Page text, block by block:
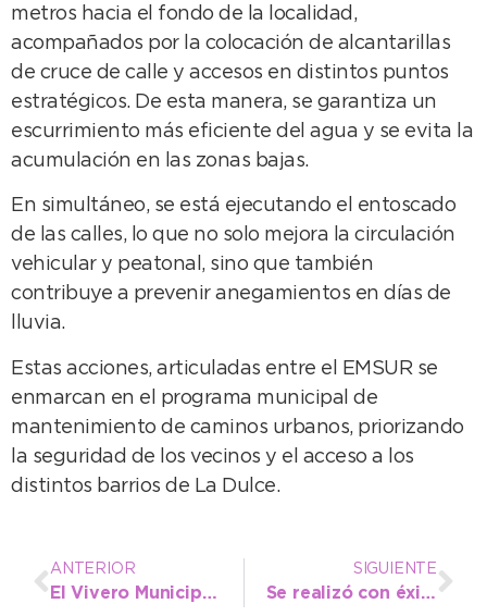
metros hacia el fondo de la localidad,
acompañados por la colocación de alcantarillas
de cruce de calle y accesos en distintos puntos
estratégicos. De esta manera, se garantiza un
escurrimiento más eficiente del agua y se evita la
acumulación en las zonas bajas.
En simultáneo, se está ejecutando el entoscado
de las calles, lo que no solo mejora la circulación
vehicular y peatonal, sino que también
contribuye a prevenir anegamientos en días de
lluvia.
Estas acciones, articuladas entre el EMSUR se
enmarcan en el programa municipal de
mantenimiento de caminos urbanos, priorizando
la seguridad de los vecinos y el acceso a los
distintos barrios de La Dulce.
ANTERIOR
El Vivero Municipal entregó más de 900 árboles a vecinos durante el reciente invierno
SIGUIENTE
Se realizó con éxito el ParticipARTE: “No queremos que se pierda la continuidad del programa”